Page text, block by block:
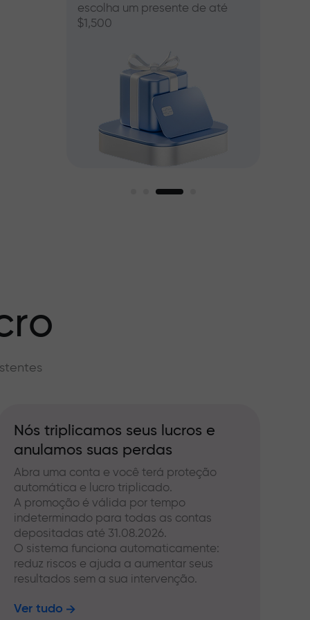
escolha um presente de até
$1,500
Nós triplicamos seus lucros e
anulamos suas perdas
Abra uma conta e você terá proteção
automática e lucro triplicado.
A promoção é válida por tempo
indeterminado para todas as contas
depositadas até 31.08.2026.
O sistema funciona automaticamente:
reduz riscos e ajuda a aumentar seus
resultados sem a sua intervenção.
Ver tudo